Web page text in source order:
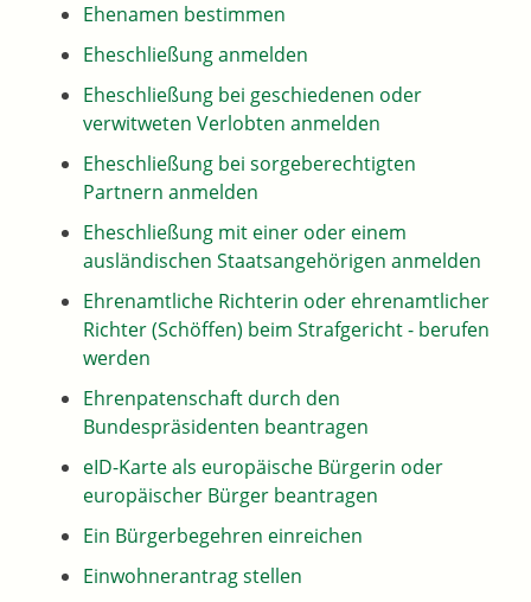
Ehenamen bestimmen
Eheschließung anmelden
Eheschließung bei geschiedenen oder
verwitweten Verlobten anmelden
Eheschließung bei sorgeberechtigten
Partnern anmelden
Eheschließung mit einer oder einem
ausländischen Staatsangehörigen anmelden
Ehrenamtliche Richterin oder ehrenamtlicher
Richter (Schöffen) beim Strafgericht - berufen
werden
Ehrenpatenschaft durch den
Bundespräsidenten beantragen
eID-Karte als europäische Bürgerin oder
europäischer Bürger beantragen
Ein Bürgerbegehren einreichen
Einwohnerantrag stellen